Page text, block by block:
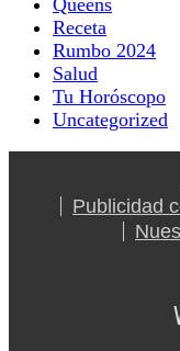
Queens
Receta
Rumbo 2024
Salud
Tu Horóscopo
Uncategorized
Publicidad